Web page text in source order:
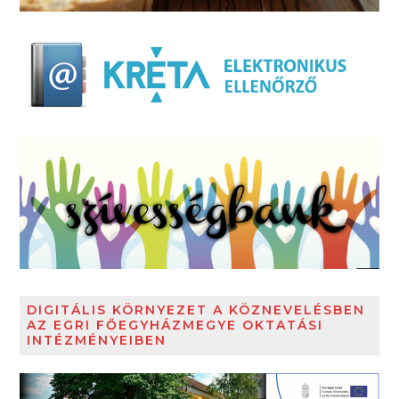
DIGITÁLIS KÖRNYEZET A KÖZNEVELÉSBEN
AZ EGRI FŐEGYHÁZMEGYE OKTATÁSI
INTÉZMÉNYEIBEN